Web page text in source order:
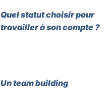
Quel statut choisir pour
travailler à son compte ?
Un team building